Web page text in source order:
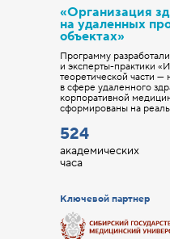
Ключевой партнер
524
«Организация
на удаленных
объектах»
Программу
и эксперты-практики
теоретической части
в сфере удаленного
корпоративной
сформированы на
академических
часа